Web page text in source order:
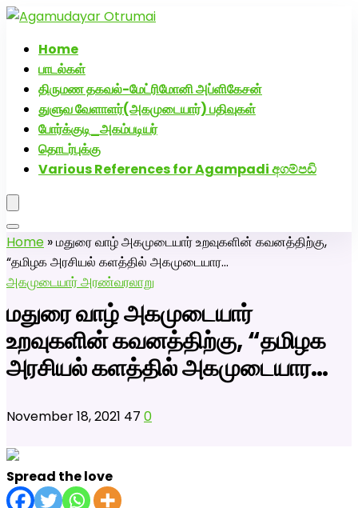
Home
பாடல்கள்
திருமண தகவல்-மேட்ரிமோனி அப்ளிகேசன்
துளுவ வேளாளர்(அகமுடையார்) பதிவுகள்
போர்க்குடி_அகம்படியர்
தொடர்புக்கு
Various References for Agampadi අගම්පඩි
Home »மதுரை வாழ் அகமுடையார் உறவுகளின் கவனத்திற்கு,
“தமிழக அரசியல் களத்தில் அகமுடையார…
அகமுடையார் அரண்வரலாறு
மதுரை வாழ் அகமுடையார்
உறவுகளின் கவனத்திற்கு, “தமிழக
அரசியல் களத்தில் அகமுடையார…
November 18, 2021 47 0
Spread the love
அகமுடையார் திருமண வரன்களுக்கு அகமுடையார்மேட்ரி-